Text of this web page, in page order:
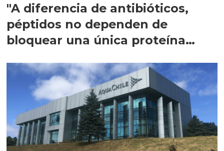
"A diferencia de antibióticos,
péptidos no dependen de
bloquear una única proteína